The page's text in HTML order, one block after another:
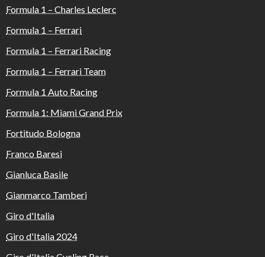
Formula 1 – Charles Leclerc
Formula 1 – Ferrari
Formula 1 – Ferrari Racing
Formula 1 – Ferrari Team
Formula 1 Auto Racing
Formula 1: Miami Grand Prix
Fortitudo Bologna
Franco Baresi
Gianluca Basile
Gianmarco Tamberi
Giro d'Italia
Giro d'Italia 2024